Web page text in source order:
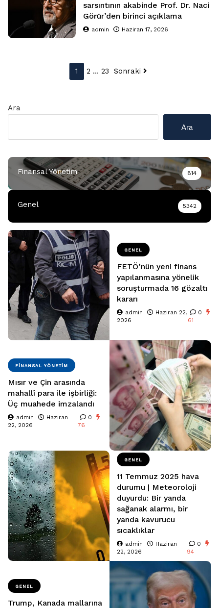
sarsıntının akabinde Prof. Dr. Naci
Görür’den birinci açıklama
admin Haziran 17, 2026
1 2 … 23 Sonraki
Ara
Ara
Finansal Yönetim 814
Genel 5342
GENEL
FETÖ’nün yeni finans
yapılanmasına yönelik
soruşturmada 16 gözaltı
kararı
admin
Haziran 22,
2026
0
61
FINANSAL YÖNETIM
Mısır ve Çin arasında
mahallî para ile işbirliği:
Üç muahede imzalandı
admin
Haziran
22, 2026
0
76
GENEL
11 Temmuz 2025 hava
durumu | Meteoroloji
duyurdu: Bir yanda
sağanak alarmı, bir
yanda kavurucu
sıcaklıklar
admin
Haziran
22, 2026
0
94
GENEL
Trump, Kanada mallarına